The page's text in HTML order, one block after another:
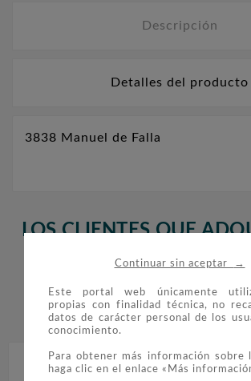
Continuar sin aceptar →
Este portal web únicamente
propias con finalidad técnica, no
datos de carácter personal de los
conocimiento.
Para obtener más información sobre
haga clic en el enlace «Más
Descripción
Detalles del producto
3838 Manuel de Falla
LOS CLIENTES QUE
ESTE PRODUCTO
COMPRARON:
 